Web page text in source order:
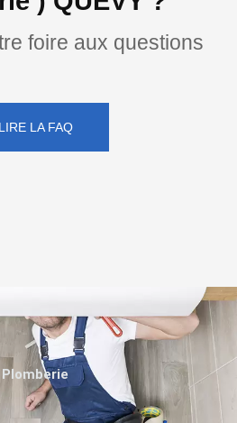
foire aux questions
LIRE LA FAQ
Plomberie